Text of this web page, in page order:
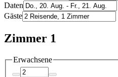
Daten
Gäste
Zimmer 1
Erwachsene